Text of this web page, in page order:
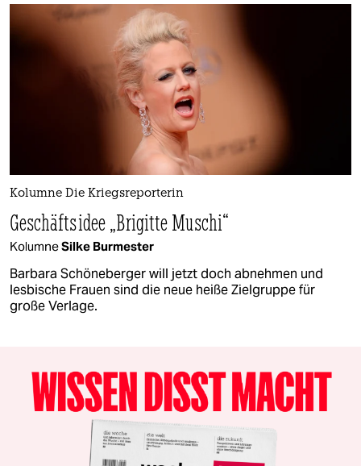
Kolumne Die Kriegsreporterin
Geschäftsidee „Brigitte Muschi“
KolumneSilke Burmester
Barbara Schöneberger will jetzt doch abnehmen und
lesbische Frauen sind die neue heiße Zielgruppe für
große Verlage.